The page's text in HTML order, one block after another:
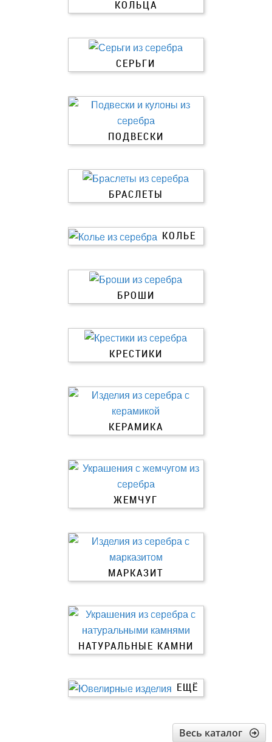
КОЛЬЦА
СЕРЬГИ
ПОДВЕСКИ
БРАСЛЕТЫ
КОЛЬЕ
БРОШИ
КРЕСТИКИ
КЕРАМИКА
ЖЕМЧУГ
МАРКАЗИТ
НАТУРАЛЬНЫЕ КАМНИ
ЕЩЁ
Весь каталог